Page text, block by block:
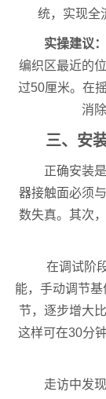
统，实现全
实操建议：
编织区最近的
过50厘米。在
消
三、安
正确安装
器接触面必须
数失真。其次
在调试阶
能，手动调节
节，逐步增大
这样可在30分
走访中发